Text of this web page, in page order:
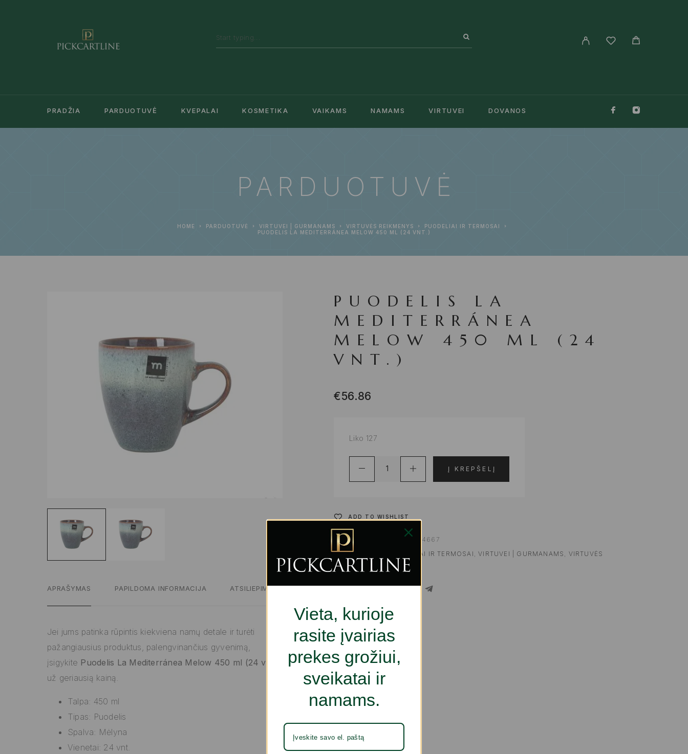
PRADŽIA PARDUOTUVĖ KVEPALAI KOSMETIKA VAIKAMS NAMAMS VIRTUVEI DOVANOS
PARDUOTUVĖ
HOME PARDUOTUVĖ VIRTUVEI | GURMANAMS VIRTUVĖS REIKMENYS
PUODELIAI IR TERMOSAI
PUODELIS LA MEDITERRÁNEA MELOW 450 ML (24 VNT.)
APRAŠYMAS PAPILDOMA INFORMACIJA ATSILIEPIMAI
Jei jums patinka rūpintis kiekviena namų detale ir turėti
pažangiausius produktus, palengvinančius gyvenimą,
įsigykite Puodelis La Mediterránea Melow 450 ml (24 vnt.)
už geriausią kainą.
Talpa: 450 ml
Tipas: Puodelis
Spalva: Mėlyna
Vienetai: 24 vnt.
PUODELIS LA
MEDITERRÁNEA
MELOW 450 ML (24
VNT.)
€56.86
Liko 127
Į KREPŠELĮ
ADD TO WISHLIST
PRODUKTO KODAS:S2234667
KATEGORIJOS:
PUODELIAI IR TERMOSAI ,VIRTUVEI | GURMANAMS
VIRTUVĖS
REIKMENYS
Vieta, kurioje
rasite įvairias
prekes grožiui,
sveikatai ir
namams.